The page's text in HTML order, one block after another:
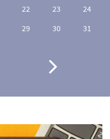
22 23
24
29 30 31